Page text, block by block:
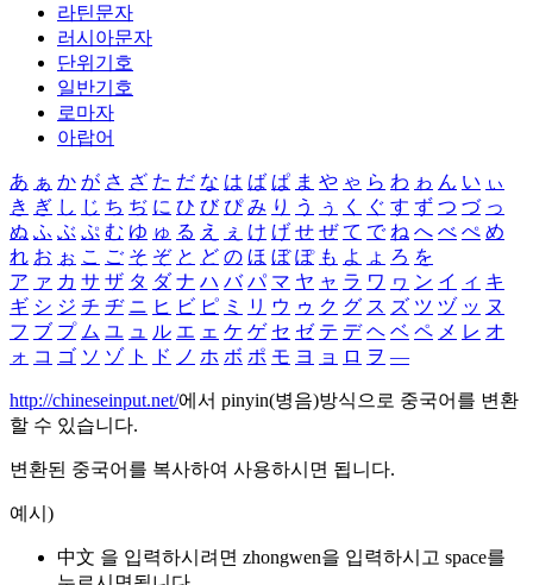
라틴문자
러시아문자
단위기호
일반기호
로마자
아랍어
あ ぁ か が さ ざ た だ な は ば ぱ ま や ゃ ら わ ゎ ん い ぃ
き ぎ し じ ち ぢ に ひ び ぴ み り う ぅ く ぐ す ず つ づ っ
ぬ ふ ぶ ぷ む ゆ ゅ る え ぇ け げ せ ぜ て で ね へ べ ぺ め
れ お ぉ こ ご そ ぞ と ど の ほ ぼ ぽ も よ ょ ろ を
ア ァ カ サ ザ タ ダ ナ ハ バ パ マ ヤ ャ ラ ワ ヮ ン イ ィ キ
ギ シ ジ チ ヂ ニ ヒ ビ ピ ミ リ ウ ゥ ク グ ス ズ ツ ヅ ッ ヌ
フ ブ プ ム ユ ュ ル エ ェ ケ ゲ セ ゼ テ デ ヘ ベ ペ メ レ オ
ォ コ ゴ ソ ゾ ト ド ノ ホ ボ ポ モ ヨ ョ ロ ヲ ―
http://chineseinput.net/에서 pinyin(병음)방식으로 중국어를 변환
할 수 있습니다.
변환된 중국어를 복사하여 사용하시면 됩니다.
예시)
中文 을 입력하시려면 zhongwen을 입력하시고 space를